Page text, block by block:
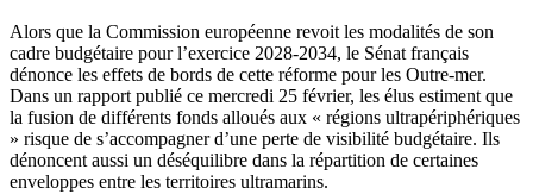
Alors que la Commission européenne revoit les modalités de son
cadre budgétaire pour l’exercice 2028-2034, le Sénat français
dénonce les effets de bords de cette réforme pour les Outre-mer.
Dans un rapport publié ce mercredi 25 février, les élus estiment que
la fusion de différents fonds alloués aux « régions ultrapériphériques
» risque de s’accompagner d’une perte de visibilité budgétaire. Ils
dénoncent aussi un déséquilibre dans la répartition de certaines
enveloppes entre les territoires ultramarins.